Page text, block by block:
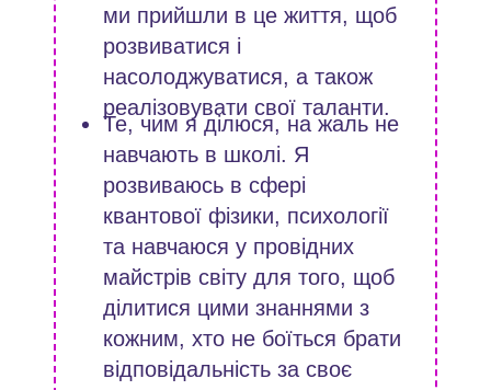
ми прийшли в це життя, щоб
розвиватися і
насолоджуватися, а також
реалізовувати свої таланти.
Те, чим я ділюся, на жаль не
навчають в школі. Я
розвиваюсь в сфері
квантової фізики, психології
та навчаюся у провідних
майстрів світу для того, щоб
ділитися цими знаннями з
кожним, хто не боїться брати
відповідальність за своє